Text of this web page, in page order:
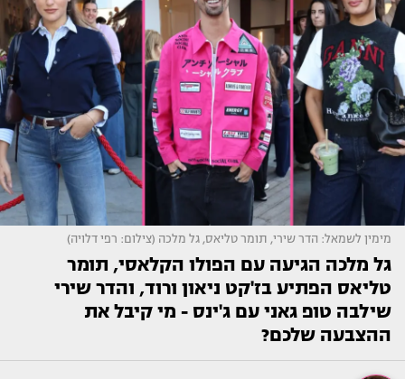
מימין לשמאל: הדר שירי, תומר טליאס, גל מלכה (צילום: רפי דלויה)
גל מלכה הגיעה עם הפולו הקלאסי, תומר
טליאס הפתיע בז'קט ניאון ורוד, והדר שירי
שילבה טופ גאני עם ג'ינס - מי קיבל את
ההצבעה שלכם?